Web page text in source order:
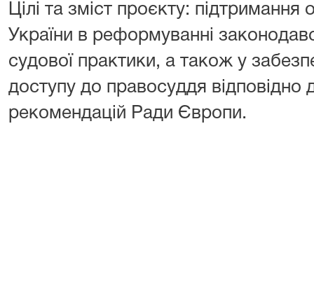
Цілі та зміст проєкту: підтримання
України в реформуванні
судової практики, а також у
доступу до правосуддя відповідно
рекомендацій Ради Європи.